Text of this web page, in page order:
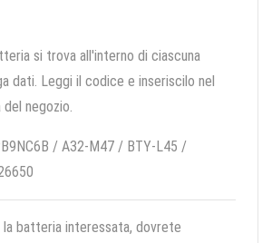
si trova all'interno di ciascuna
dati. Leggi il codice e inseriscilo nel
negozio.
/ A32-M47 / BTY-L45 /
batteria interessata, dovrete